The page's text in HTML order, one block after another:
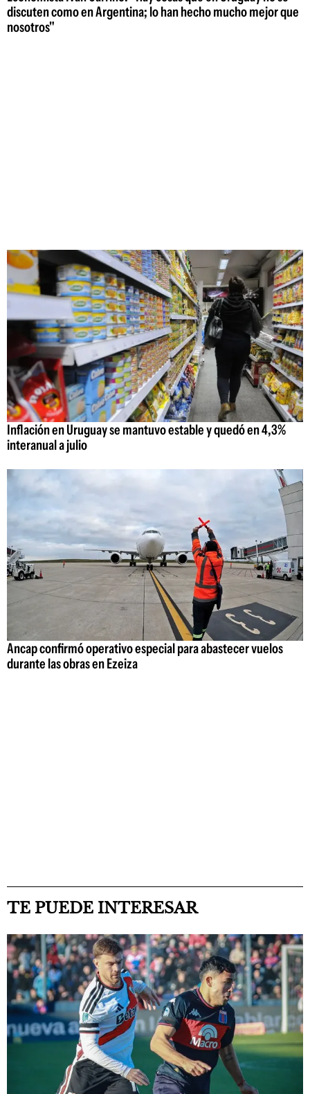
discuten como en Argentina; lo han hecho mucho mejor que
nosotros"
Inflación en Uruguay se mantuvo estable y quedó en 4,3%
interanual a julio
Ancap confirmó operativo especial para abastecer vuelos
durante las obras en Ezeiza
TE PUEDE INTERESAR